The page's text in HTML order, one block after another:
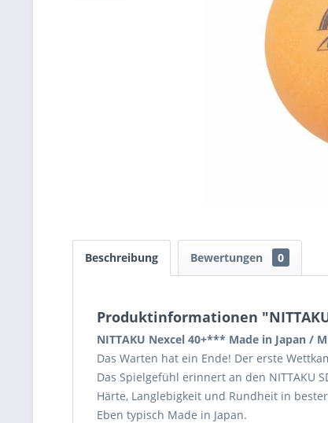
Beschreibung Bewertungen 0
Produktinformationen
NITTAKU Nexcel 40+*** Made in Japan /
Das Warten hat ein Ende! Der erste
Das Spielgefühl erinnert an den NITTAKU
Härte, Langlebigkeit und Rundheit in
Eben typisch Made in Japan.